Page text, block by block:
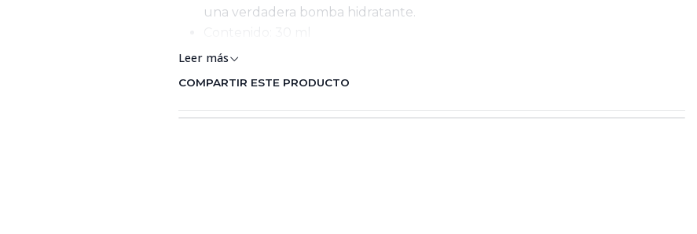
una verdadera bomba hidratante.
Leer más
COMPARTIR ESTE PRODUCTO